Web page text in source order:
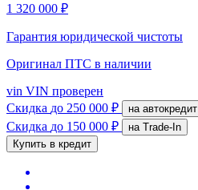
1 320 000 ₽
Гарантия юридической чистоты
Оригинал ПТС в наличии
vin VIN проверен
Скидка до 250 000 ₽ на автокредит
Скидка до 150 000 ₽
на Trade-In
Купить в кредит